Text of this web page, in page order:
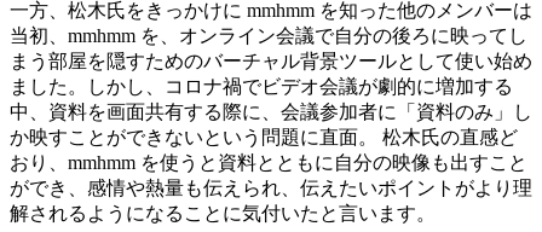
一方、松木氏をきっかけに mmhmm を知った他のメンバーは
当初、mmhmm を、オンライン会議で自分の後ろに映ってし
まう部屋を隠すためのバーチャル背景ツールとして使い始め
ました。しかし、コロナ禍でビデオ会議が劇的に増加する
中、資料を画面共有する際に、会議参加者に「資料のみ」し
か映すことができないという問題に直面。 松木氏の直感ど
おり、mmhmm を使うと資料とともに自分の映像も出すこと
ができ、感情や熱量も伝えられ、伝えたいポイントがより理
解されるようになることに気付いたと言います。